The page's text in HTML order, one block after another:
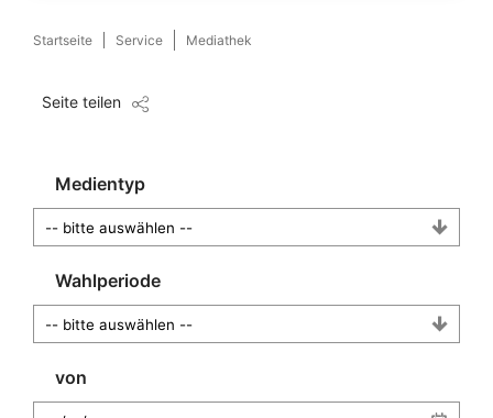
Startseite Service Mediathek
Seite teilen
Medientyp
Wahlperiode
von